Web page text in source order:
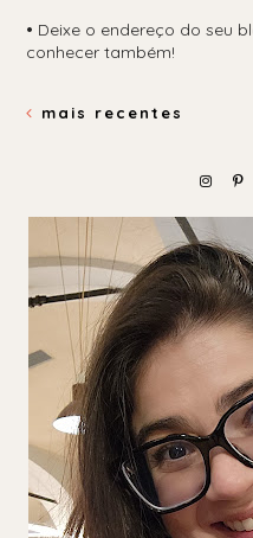
• Deixe o endereço do seu
conhecer também!
mais recentes